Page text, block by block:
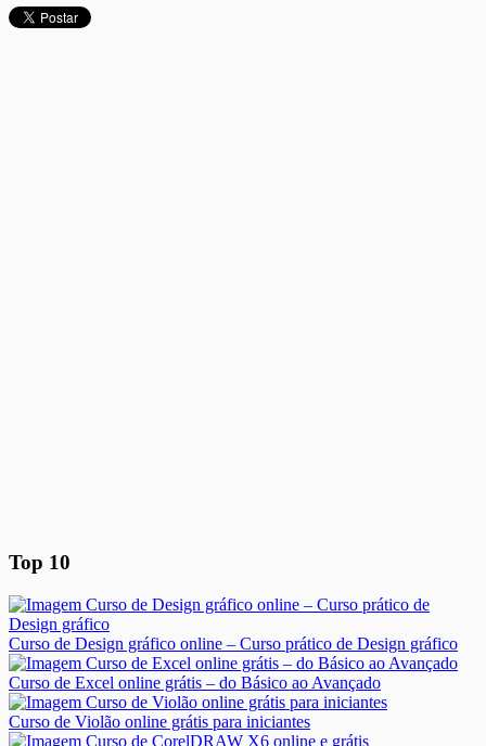
Top 10
Curso de Design gráfico online – Curso prático de Design gráfico
Curso de Excel online grátis – do Básico ao Avançado
Curso de Violão online grátis para iniciantes